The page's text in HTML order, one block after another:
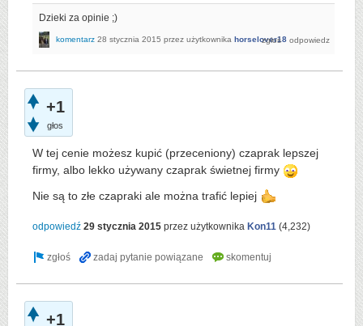
Dzieki za opinie ;)
komentarz 28 stycznia 2015 przez użytkownika horselover18
+1
głos
W tej cenie możesz kupić (przeceniony) czaprak lepszej
firmy, albo lekko używany czaprak świetnej firmy
Nie są to złe czapraki ale można trafić lepiej
odpowiedź 29 stycznia 2015 przez użytkownika Kon11 (4,232)
+1